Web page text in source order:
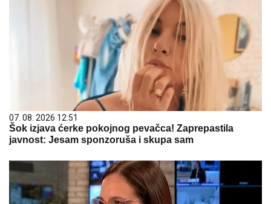
07. 08. 2026 12:51
Šok izjava ćerke pokojnog pevačca! Zaprepastila
javnost: Jesam sponzoruša i skupa sam